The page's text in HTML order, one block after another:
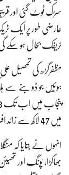
سڑک ٹوٹ گئی اور
عارضی طور پر ایک
ٹریفک بحال ہو سکے
ہوئیں جو ڈوبنے سے
میں 47 لاکھ سے زائد افراد متاثر ہوئے ہیں۔
بھاکڑا، پونگ اور